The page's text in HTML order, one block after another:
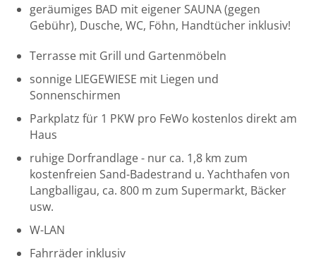
geräumiges BAD mit eigener SAUNA (gegen
Gebühr), Dusche, WC, Föhn, Handtücher inklusiv!
Terrasse mit Grill und Gartenmöbeln
sonnige LIEGEWIESE mit Liegen und
Sonnenschirmen
Parkplatz für 1 PKW pro FeWo kostenlos direkt am
Haus
ruhige Dorfrandlage - nur ca. 1,8 km zum
kostenfreien Sand-Badestrand u. Yachthafen von
Langballigau, ca. 800 m zum Supermarkt, Bäcker
usw.
W-LAN
Fahrräder inklusiv